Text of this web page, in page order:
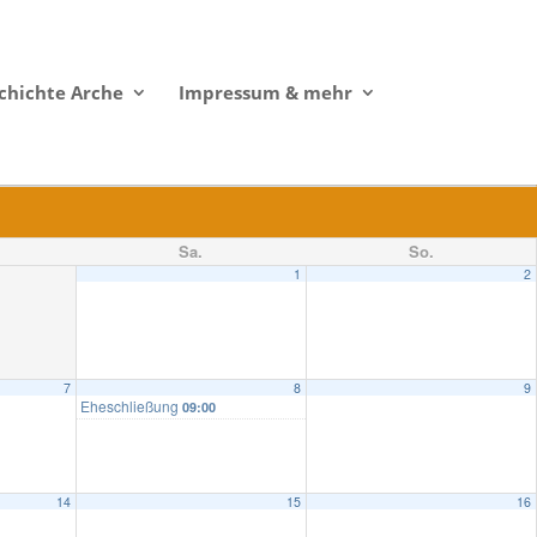
Arche Impressum & mehr
Sa. So.
1 2
7 8
Eheschließung 09:00
9
14 15 16